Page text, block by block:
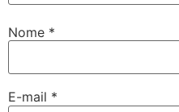
Nome *
E-mail *